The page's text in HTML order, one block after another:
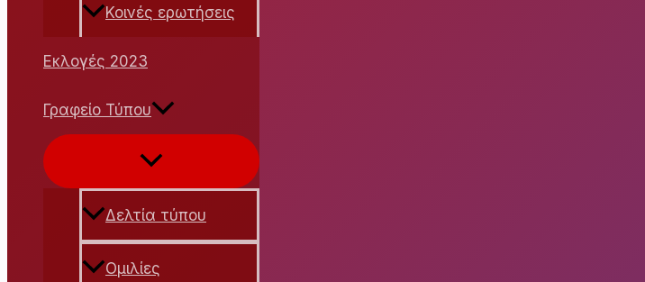
Κοινές ερωτήσεις
Εκλογές 2023
Γραφείο Τύπου
Εναλλαγή
Δελτία τύπου
Ομιλίες